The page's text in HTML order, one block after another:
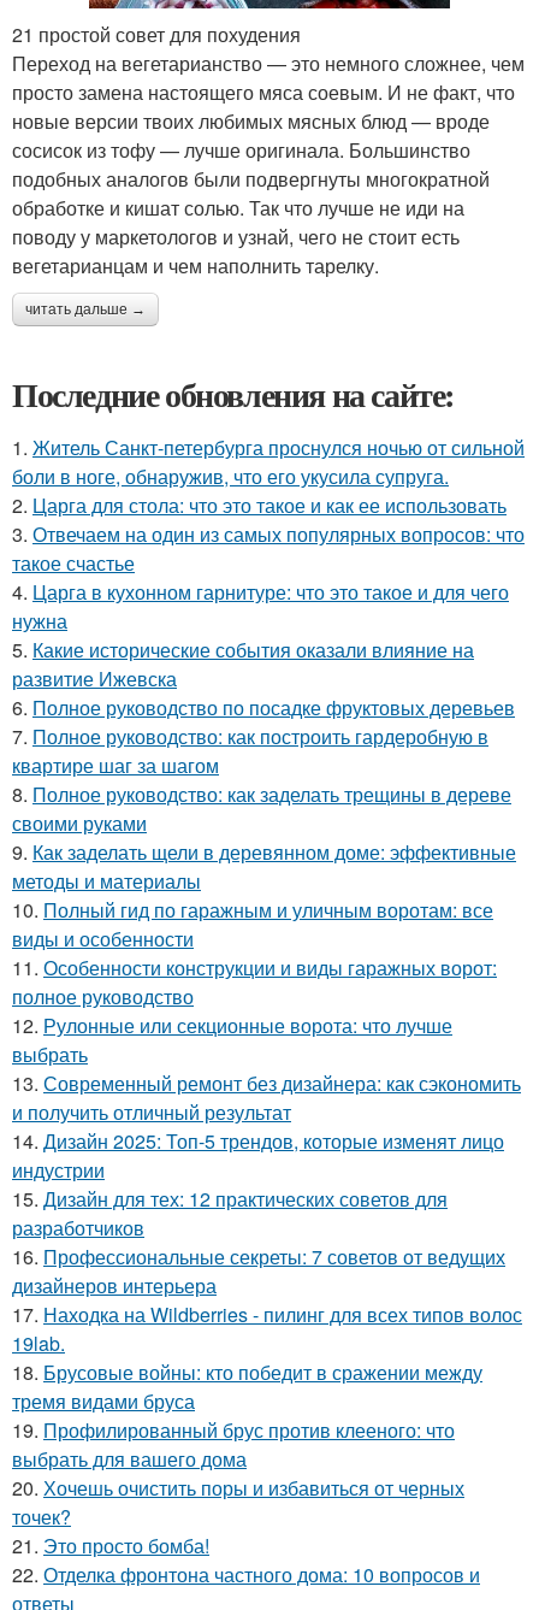
21 простой совет для похудения
Переход на вегетарианство — это немного сложнее, чем
просто замена настоящего мяса соевым. И не факт, что
новые версии твоих любимых мясных блюд — вроде
сосисок из тофу — лучше оригинала. Большинство
подобных аналогов были подвергнуты многократной
обработке и кишат солью. Так что лучше не иди на
поводу у маркетологов и узнай, чего не стоит есть
вегетарианцам и чем наполнить тарелку.
читать дальше →
Последние обновления на сайте:
1. Житель Санкт-петербурга проснулся ночью от сильной
боли в ноге, обнаружив, что его укусила супруга.
2. Царга для стола: что это такое и как ее использовать
3. Отвечаем на один из самых популярных вопросов: что
такое счастье
4. Царга в кухонном гарнитуре: что это такое и для чего
нужна
5. Какие исторические события оказали влияние на
развитие Ижевска
6. Полное руководство по посадке фруктовых деревьев
7. Полное руководство: как построить гардеробную в
квартире шаг за шагом
8. Полное руководство: как заделать трещины в дереве
своими руками
9. Как заделать щели в деревянном доме: эффективные
методы и материалы
10. Полный гид по гаражным и уличным воротам: все
виды и особенности
11. Особенности конструкции и виды гаражных ворот:
полное руководство
12. Рулонные или секционные ворота: что лучше
выбрать
13. Современный ремонт без дизайнера: как сэкономить
и получить отличный результат
14. Дизайн 2025: Топ-5 трендов, которые изменят лицо
индустрии
15. Дизайн для тех: 12 практических советов для
разработчиков
16. Профессиональные секреты: 7 советов от ведущих
дизайнеров интерьера
17. Находка на Wildberries - пилинг для всех типов волос
19lab.
18. Брусовые войны: кто победит в сражении между
тремя видами бруса
19. Профилированный брус против клееного: что
выбрать для вашего дома
20. Хочешь очистить поры и избавиться от черных
точек?
21. Это просто бомба!
22. Отделка фронтона частного дома: 10 вопросов и
ответы